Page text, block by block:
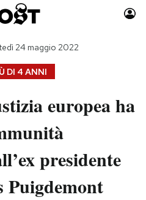
Auto
Moda
Consumismi
Storie/Idee
Ok Boomer!
Media
DI 4 ANNI
24 maggio 2022
europea ha
presidente
Puigdemont